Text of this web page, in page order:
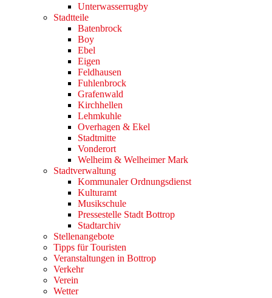
Unterwasserrugby
Stadtteile
Batenbrock
Boy
Ebel
Eigen
Feldhausen
Fuhlenbrock
Grafenwald
Kirchhellen
Lehmkuhle
Overhagen & Ekel
Stadtmitte
Vonderort
Welheim & Welheimer Mark
Stadtverwaltung
Kommunaler Ordnungsdienst
Kulturamt
Musikschule
Pressestelle Stadt Bottrop
Stadtarchiv
Stellenangebote
Tipps für Touristen
Veranstaltungen in Bottrop
Verkehr
Verein
Wetter